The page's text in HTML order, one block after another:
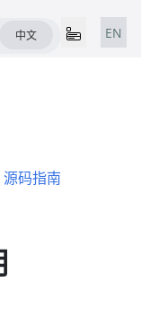
中文 EN
源码指南